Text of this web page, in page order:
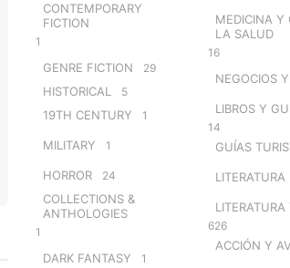
CONTEMPORARY
FICTION
1
GENRE FICTION 29
HISTORICAL 5
19TH CENTURY 1
MILITARY 1
HORROR 24
COLLECTIONS &
ANTHOLOGIES
1
DARK FANTASY 1
MEDICINA Y
LA SALUD
16
NEGOCIOS
LIBROS Y
14
GUÍAS
LITERATURA
626
ACCIÓN Y